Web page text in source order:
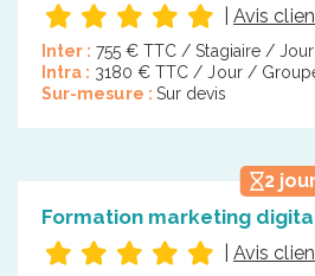
Avis
Inter : 755 € TTC / Stagiaire / Jour
Intra : 3180 € TTC / Jour /
Sur-mesure : Sur devis
2
Formation marketing digital
Avis